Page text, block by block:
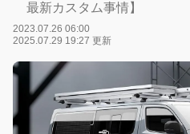
最新カスタム事情】
2023.07.26 06:00
2025.07.29 19:27 更新